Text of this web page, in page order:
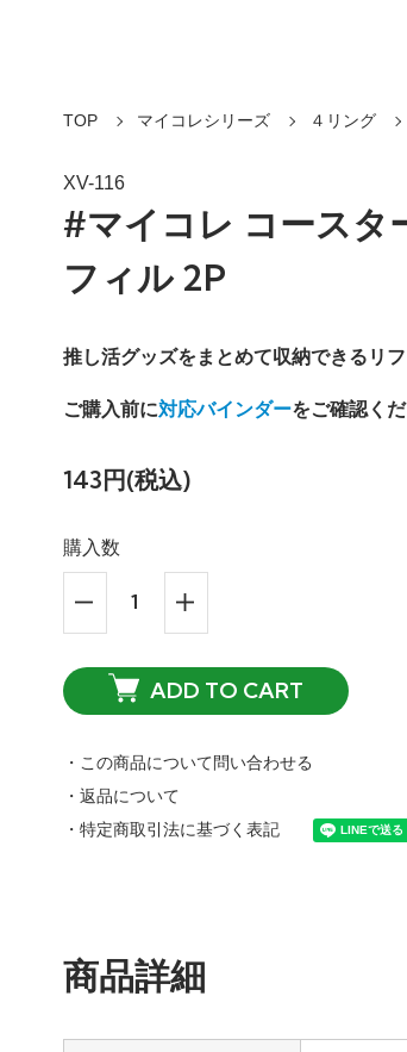
TOP マイコレシリーズ ４リング
XV-116
#マイコレ コースタ
フィル 2P
推し活グッズをまとめて収納できるリフ
ご購入前に対応バインダーをご確認くだ
143円(税込)
購入数
ADD TO CART
・この商品について問い合わせる
・返品について
・特定商取引法に基づく表記
商品詳細